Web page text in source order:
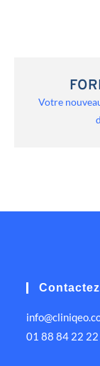
Votre
01 88 84 22 22